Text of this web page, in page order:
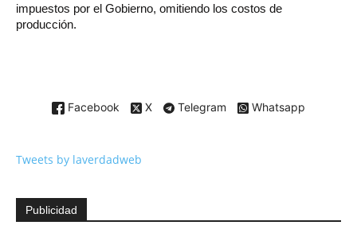
impuestos por el Gobierno, omitiendo los costos de
producción.
Facebook X Telegram Whatsapp
Tweets by laverdadweb
Publicidad